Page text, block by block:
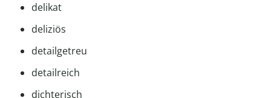
delikat
deliziös
detailgetreu
detailreich
dichterisch